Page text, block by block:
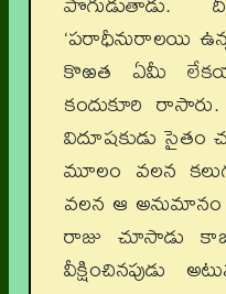
‘పరాధీనురాలయి
కొఱత ఏమీ
కందుకూరి
విదూషకుడు
మూలం వలన
వలన ఆ అనుమానం
రాజు చూసాడు
వీక్షించినపుడు